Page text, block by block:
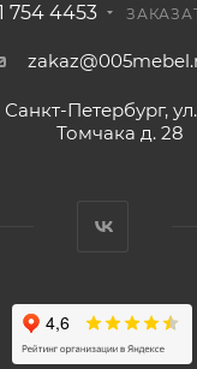
754 4453
Санкт-Петербург,
Томчака д. 28